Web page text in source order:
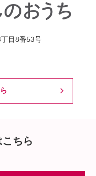
目8番53号
ちら